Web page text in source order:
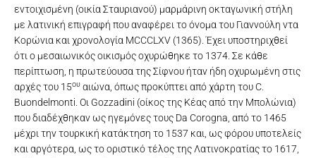
εντοιχισμένη (οικία Σταυριανού) μαρμάρινη οκταγωνική στήλη
με λατινική επιγραφή που αναφέρει το όνομα του Γιαννούλη ντα
Κορώνια και χρονολογία MCCCLXV (1365). Έχει υποστηριχθεί
ότι ο μεσαιωνικός οικισμός οχυρώθηκε το 1374. Σε κάθε
περίπτωση, η πρωτεύουσα της Σίφνου ήταν ήδη οχυρωμένη στις
αρχές του 15ου αιώνα, όπως προκύπτει από χάρτη του C.
Buondelmonti. Οι Gozzadini (οίκος της Κέας από την Μπολώνια)
που διαδέχθηκαν ως ηγεμόνες τους Da Corogna, από το 1465
μέχρι την τουρκική κατάκτηση το 1537 και, ως φόρου υποτελείς
και αργότερα, ως το οριστικό τέλος της Λατινοκρατίας το 1617,